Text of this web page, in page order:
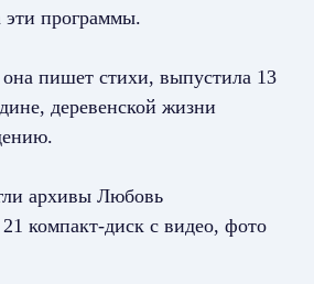
программы.
она пишет стихи, выпустила 13
деревенской жизни
архивы Любовь
компакт-диск с видео, фото